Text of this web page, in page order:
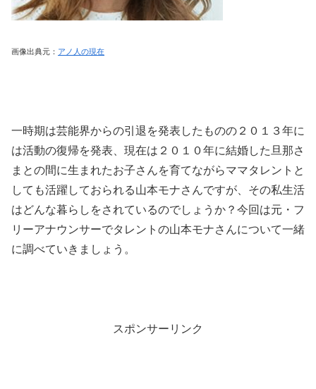
画像出典元： アノ人の現在
一時期は芸能界からの引退を発表したものの２０１３年に
は活動の復帰を発表、現在は２０１０年に結婚した旦那さ
まとの間に生まれたお子さんを育てながらママタレントと
しても活躍しておられる山本モナさんですが、その私生活
はどんな暮らしをされているのでしょうか？今回は元・フ
リーアナウンサーでタレントの山本モナさんについて一緒
に調べていきましょう。
スポンサーリンク